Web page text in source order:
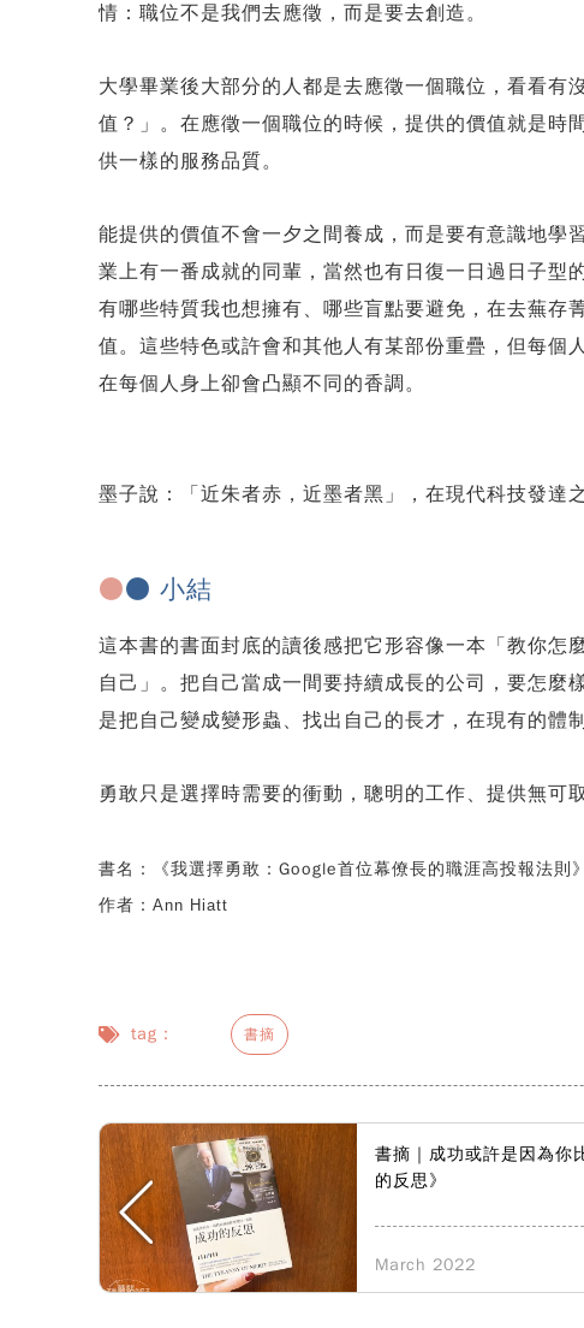
情：職位不是我們去應徵，而是要去創造。
大學畢業後大部分的人都是去應徵一個職位，看看
值？」。在應徵一個職位的時候，提供的價值就是時
供一樣的服務品質。
能提供的價值不會一夕之間養成，而是要有意識地學
業上有一番成就的同輩，當然也有日復一日過日子型
有哪些特質我也想擁有、哪些盲點要避免，在去蕪存
值。這些特色或許會和其他人有某部份重疊，但每個
在每個人身上卻會凸顯不同的香調。
墨子說：「近朱者赤，近墨者黑」，在現代科技發達
●● 小結
這本書的書面封底的讀後感把它形容像一本「教你怎
自己」。把自己當成一間要持續成長的公司，要怎
是把自己變成變形蟲、找出自己的長才，在現有的體
勇敢只是選擇時需要的衝動，聰明的工作、提供無可
書名：《我選擇勇敢： Google首位幕僚長的職涯高投報法
作者： Ann Hiatt
tag： 書摘
書摘｜成功或許是因為你
的反思》
March 2022